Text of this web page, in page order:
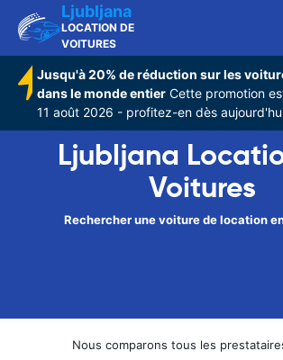
Ljubljana
LOCATION DE
VOITURES
Jusqu'à 20% de réduction sur les
dans le monde entier Cette promotion
11 août 2026 - profitez-en dès
Ljubljana
Voitures
Rechercher une voiture de location
Nous comparons tous les